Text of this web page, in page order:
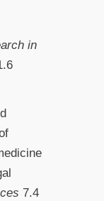
in
7.4